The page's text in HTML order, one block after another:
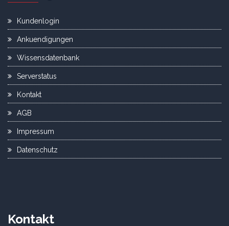
Kundenlogin
Ankuendigungen
Wissensdatenbank
Serverstatus
Kontakt
AGB
Impressum
Datenschutz
Kontakt